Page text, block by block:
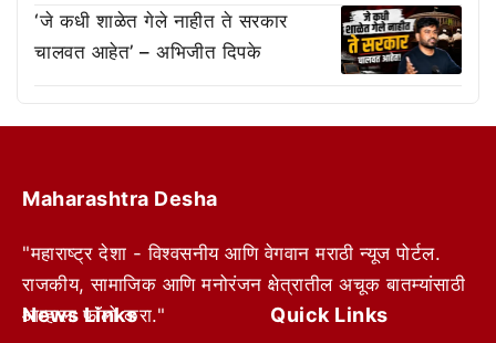
‘जे कधी शाळेत गेले नाहीत ते सरकार
चालवत आहेत’ – अभिजीत दिपके
Maharashtra Desha
"महाराष्ट्र देशा - विश्वसनीय आणि वेगवान मराठी न्यूज पोर्टल.
राजकीय, सामाजिक आणि मनोरंजन क्षेत्रातील अचूक बातम्यांसाठी
आम्हाला फॉलो करा."
News Links Quick Links